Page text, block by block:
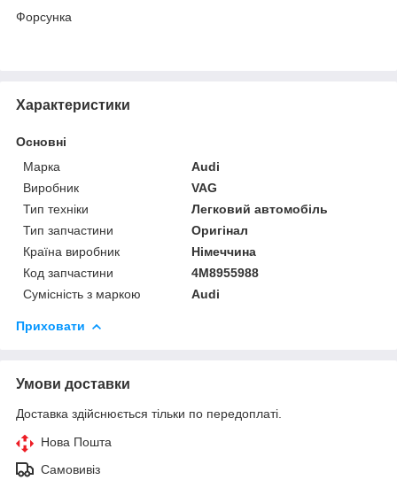
Форсунка
Характеристики
Основні
Марка
Audi
Виробник
VAG
Тип техніки
Легковий автомобіль
Тип запчастини
Оригінал
Країна виробник
Німеччина
Код запчастини
4M8955988
Сумісність з маркою
Audi
Приховати
Умови доставки
Доставка здійснюється тільки по передоплаті.
Нова Пошта
Самовивіз